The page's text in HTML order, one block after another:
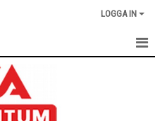
LOGGA IN